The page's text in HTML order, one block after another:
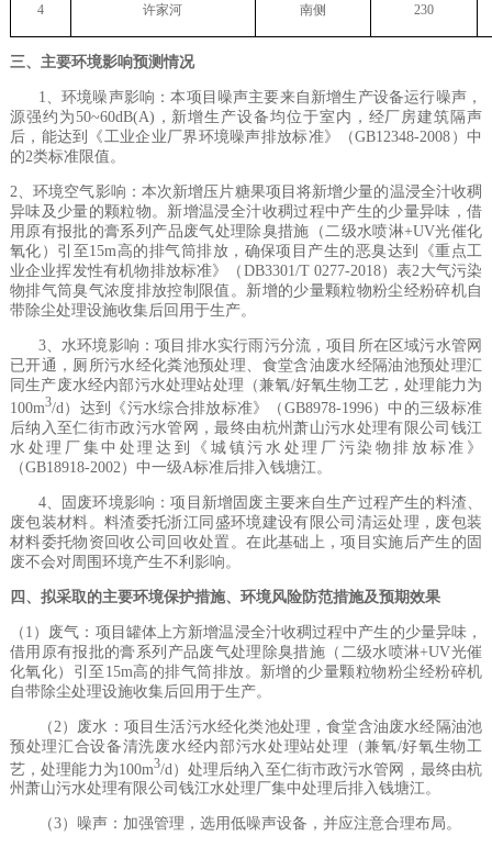
4 许家河 南侧 230
三、主要环境影响预测情况
1、环境噪声影响：本项目噪声主要来自新增生产设备运行噪声，
源强约为50~60dB(A) ，新增生产设备均位于室内，经厂房建筑隔声
后，能达到《工业企业厂界环境噪声排放标准》（GB12348-2008 ）中
的2类标准限值。
2、环境空气影响： 本次新增压片糖果项目将新增少量的温浸全汁收稠
异味及 少量的颗粒物。新增温浸全汁收稠过程中产生的少量异味，借
用原有报批的膏系列产品废气处理除臭措施（二级水喷淋+UV光催化
氧化 ） 引至 15m高的排气筒排放， 确保项目产生的恶臭达到
《重点工
业企业挥发性有机物排放标准》（ DB3301/T 0277-2018）表2大气污染
物排气筒臭气浓度排放控制限值 。 新增的少量颗粒物粉尘经粉碎机自
带除尘处理设施收集后回用于生产。
3、 水环境影响：项目排水实行雨污分流，项目所在区域污水管网
已开通，厕所污水经化粪池预处理、食堂含油废水经隔油池预处理汇
同生产废水经内部污水处理站处理（兼氧/好氧生物工艺，处理能力为
100m3/d ）达到《污水综合排放标准》（ GB8978-1996）中的三级标准
后纳入至仁街市政污水管网，最终由杭州萧山污水处理有限公司钱江
水处理厂集中处理达到《城镇污水处理厂污染物排放标准》
（GB18918-2002 ）中一级A标准后排入钱塘江 。
4、固废环境影响：项目新增固废主要来自生产过程产生的料渣、
废包装材料。料渣委托浙江同盛环境建设有限公司清运处理，废包装
材料委托物资回收公司回收处置。在此基础上，项目实施后产生的固
废不会对周围环境产生不利影响。
四、拟采取的主要环境保护措施、环境风险防范措施及预期效果
（ 1 ）废气： 项目罐体上方新增温浸全汁收稠过程中产生的少量异味，
借用原有报批的膏系列产品废气处理除臭措施（二级水喷淋+UV光催
化氧化） 引至 15m高的排气筒排放 。 新增的少量颗粒物粉尘经粉碎机
自带除尘处理设施收集后回用于生产。
（ 2 ）
废水：项目生活污水经化类池处理，食堂含油废水经隔油池
预处理汇合设备清洗废水经内部污水处理站处理（兼氧/好氧生物工
艺，处理能力为100m3/d ）处理后纳入至仁街市政污水管网，最终由杭
州萧山污水处理有限公司钱江水处理厂集中处理后排入钱塘江。
（3）噪声：加强管理， 选用低噪声设备，并应注意合理布局。